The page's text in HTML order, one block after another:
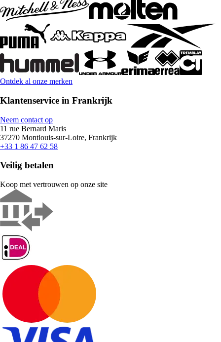
Ontdek al onze merken
Klantenservice in Frankrijk
Neem contact op
11 rue Bernard Maris
37270 Montlouis-sur-Loire, Frankrijk
+33 1 86 47 62 58
Veilig betalen
Koop met vertrouwen op onze site